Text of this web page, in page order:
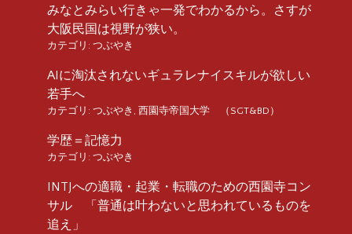
みなとみらい行きゃ一発でわかるから。さすが
大阪民国は視野が狭い。
カテゴリ: つぶやき
AIに淘汰されないギュラレナイスキルが欲しい
若手へ
カテゴリ: つぶやき , 西園寺帝国大学 （SGT&BD）
学歴＝記憶力
カテゴリ: つぶやき
INTJへの適職・起業・転職のための西園寺コン
サル 「普通は叶わないと思われているものを
追え」